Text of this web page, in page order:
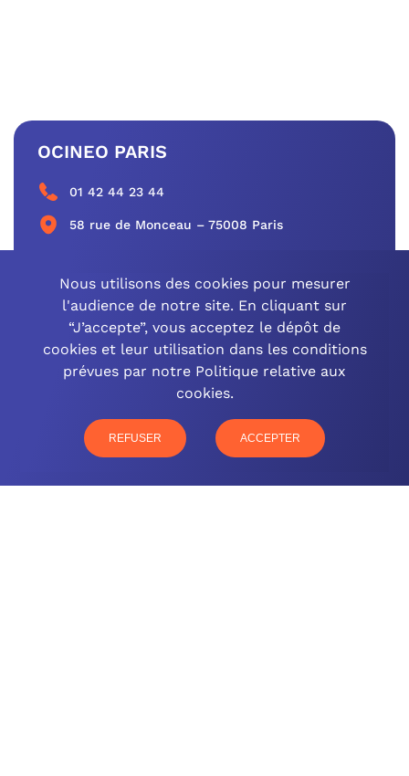
OCINEO PARIS
01 42 44 23 44
58 rue de Monceau – 75008 Paris
CONTACTEZ-NOUS
OCINEO GRAND EST
77 rue Paul Douce – 51480 Damery
CONTACTEZ-NOUS
Nous utilisons des cookies pour mesurer
l'audience de notre site. En cliquant sur
“J’accepte”, vous acceptez le dépôt de
cookies et leur utilisation dans les conditions
prévues par notre Politique relative aux
cookies.
REFUSER ACCEPTER